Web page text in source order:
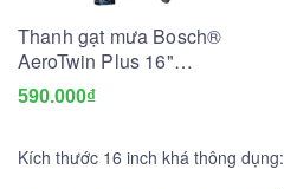
Thanh gạt mưa Bosch®
AeroTwin Plus 16"
(AP16U)
590.000₫
Kích thước 16 inch khá thông dụng: